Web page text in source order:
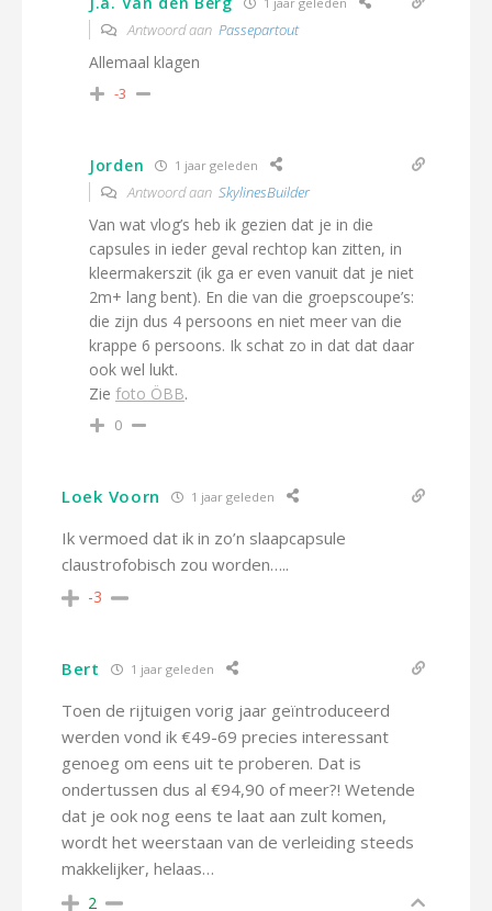
Antwoord aan Passepartout
Allemaal klagen
-3
Jorden 1 jaar geleden
Antwoord aan SkylinesBuilder
Van wat vlog’s heb ik gezien dat je in die
capsules in ieder geval rechtop kan zitten, in
kleermakerszit (ik ga er even vanuit dat je niet
2m+ lang bent). En die van die groepscoupe’s:
die zijn dus 4 persoons en niet meer van die
krappe 6 persoons. Ik schat zo in dat dat daar
ook wel lukt.
Zie foto ÖBB.
0
Loek Voorn 1 jaar geleden
Ik vermoed dat ik in zo’n slaapcapsule
claustrofobisch zou worden…..
-3
Bert 1 jaar geleden
Toen de rijtuigen vorig jaar geïntroduceerd
werden vond ik €49-69 precies interessant
genoeg om eens uit te proberen. Dat is
ondertussen dus al €94,90 of meer?! Wetende
dat je ook nog eens te laat aan zult komen,
wordt het weerstaan van de verleiding steeds
makkelijker, helaas…
2